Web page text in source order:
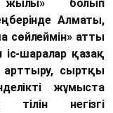
жылы» болып
Алматы,
сөйлеймін» атты
іс-шаралар қазақ
арттыру, сыртқы
жұмыста
негізгі